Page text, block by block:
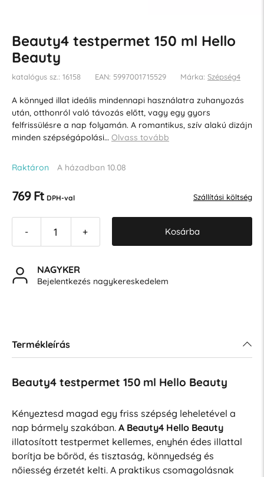
Beauty4 testpermet 150 ml Hello
Beauty
katalógus sz.: 16158 EAN: 5997001715529 Márka: Szépség4
A könnyed illat ideális mindennapi használatra zuhanyozás
után, otthonról való távozás előtt, vagy egy gyors
felfrissülésre a nap folyamán. A romantikus, szív alakú dizájn
minden szépségápolási… Olvass tovább
Raktáron A házadban 10.08
769 Ft DPH-val Szállítási költség
- + Kosárba
NAGYKER
Bejelentkezés nagykereskedelem
Termékleírás
Beauty4 testpermet 150 ml Hello Beauty
Kényeztesd magad egy friss szépség leheletével a
nap bármely szakában. A Beauty4 Hello Beauty
illatosított testpermet kellemes, enyhén édes illattal
borítja be bőröd, és tisztaság, könnyedség és
nőiesség érzetét kelti. A praktikus csomagolásnak